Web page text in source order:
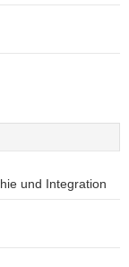
und Integration